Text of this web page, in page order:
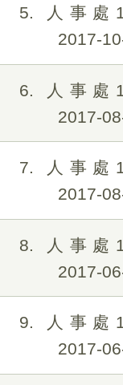
5
人事處
2017-
6
人事處
2017-
7
人事處
2017-
8
人事處
2017-
9
人事處
2017-